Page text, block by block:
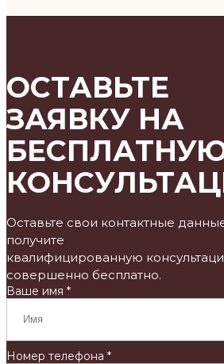
ОСТАВЬТЕ
ЗАЯВКУ НА
Оставьте свои контактные
получите
квалифицированную
совершенно бесплатно.
Ваше имя *
Номер телефона *